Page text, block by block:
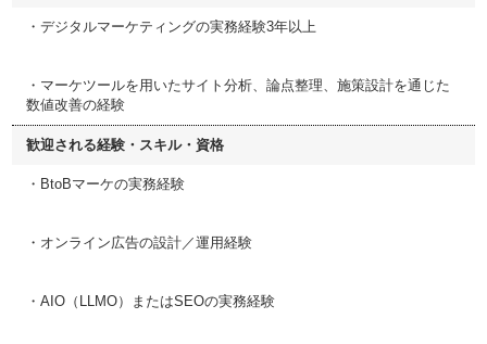
・デジタルマーケティングの実務経験3年以上
・マーケツールを用いたサイト分析、論点整理、施策設計を通じた
数値改善の経験
歓迎される経験・スキル・資格
・BtoBマーケの実務経験
・オンライン広告の設計／運用経験
・AIO（LLMO）またはSEOの実務経験